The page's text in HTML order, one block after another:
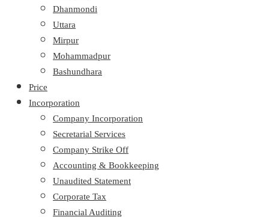
Dhanmondi
Uttara
Mirpur
Mohammadpur
Bashundhara
Price
Incorporation
Company Incorporation
Secretarial Services
Company Strike Off
Accounting & Bookkeeping
Unaudited Statement
Corporate Tax
Financial Auditing